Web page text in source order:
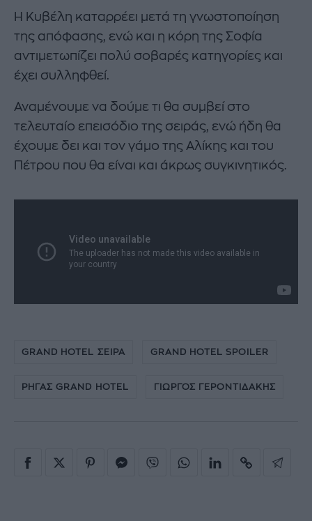
Η Κυβέλη καταρρέει μετά τη γνωστοποίηση
της απόφασης, ενώ και η κόρη της Σοφία
αντιμετωπίζει πολύ σοβαρές κατηγορίες και
έχει συλληφθεί.
Αναμένουμε να δούμε τι θα συμβεί στο
τελευταίο επεισόδιο της σειράς, ενώ ήδη θα
έχουμε δει και τον γάμο της Αλίκης και του
Πέτρου που θα είναι και άκρως συγκινητικός.
GRAND HOTEL ΣΕΙΡΑ GRAND HOTEL SPOILER
ΡΗΓΑΣ GRAND HOTEL ΓΙΩΡΓΟΣ ΓΕΡΟΝΤΙΔΑΚΗΣ